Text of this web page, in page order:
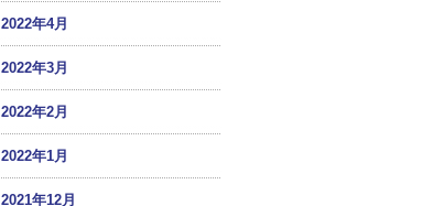
2022年4月
2022年3月
2022年2月
2022年1月
2021年12月